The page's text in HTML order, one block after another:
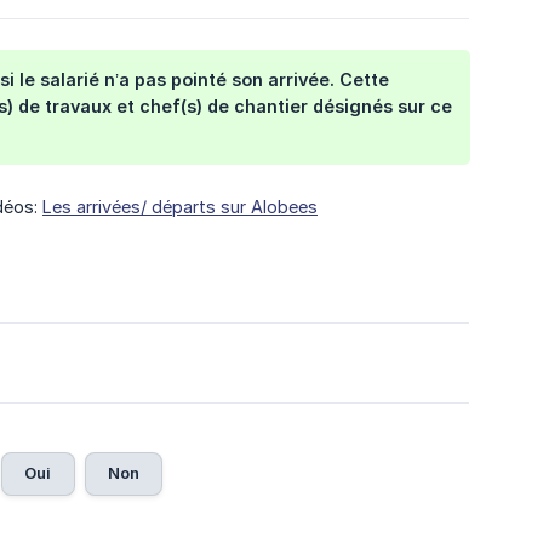
le salarié n’a pas pointé son arrivée. Cette
de travaux et chef(s) de chantier désignés sur ce
Les arrivées/ départs sur Alobees
Oui Non